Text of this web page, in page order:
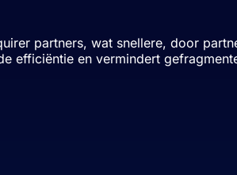
partners, wat snellere, door
efficiëntie en vermindert